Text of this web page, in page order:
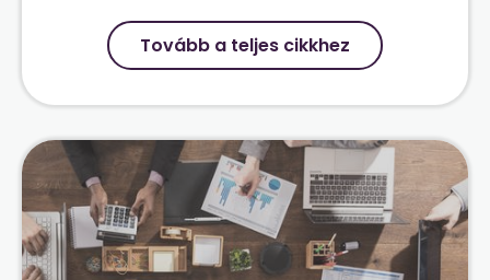
Tovább a teljes cikkhez